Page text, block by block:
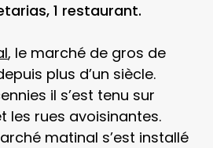
1 restaurant.
, le marché de gros de
plus d’un siècle.
il s’est tenu sur
les rues avoisinantes.
matinal s’est installé